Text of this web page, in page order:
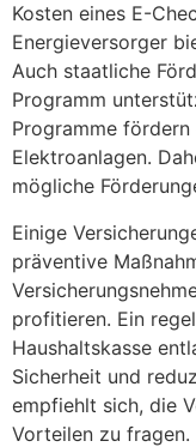
Kosten eines E-
Energieversorger
Auch staatliche
Programm
Programme
Elektroanlagen.
mögliche
Einige
präventive
profitieren. Ein
Haushaltskasse
Sicherheit und
empfiehlt sich, die
Vorteilen zu fragen.